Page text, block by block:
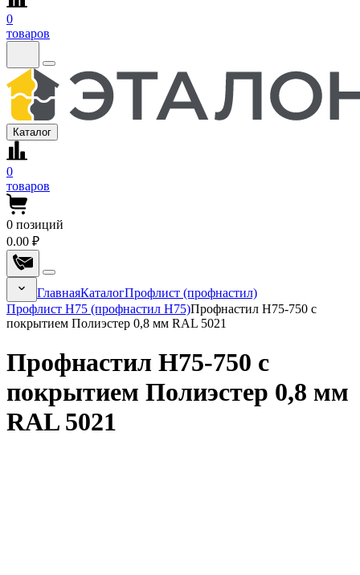
0
товаров
Каталог
0
товаров
0 позиций
0.00 ₽
ГлавнаяКаталогПрофлист (профнастил)
Профлист Н75 (профнастил Н75)Профнастил Н75-750 с
покрытием Полиэстер 0,8 мм RAL 5021
Профнастил Н75-750 с
покрытием Полиэстер 0,8 мм
RAL 5021